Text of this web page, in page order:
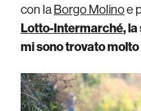
con laBorgo Molinoe
Lotto-Intermarché,
mi sono trovato